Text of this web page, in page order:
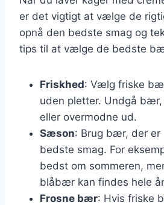
er det vigtigt at vælge de
opnå den bedste smag og
tips til at vælge de bedste
Friskhed: Vælg friske
uden pletter. Undgå bær,
eller overmodne ud.
Sæson: Brug bær, der
bedste smag. For
bedst om sommeren,
blåbær kan findes hele
Frosne bær: Hvis friske